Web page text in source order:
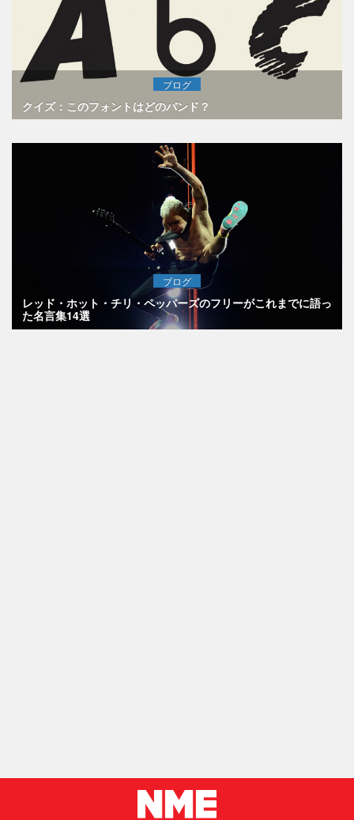
ブログ
クイズ：このフォントはどのバンド？
ブログ
レッド・ホット・チリ・ペッパーズのフリーがこれまでに語っ
た名言集14選